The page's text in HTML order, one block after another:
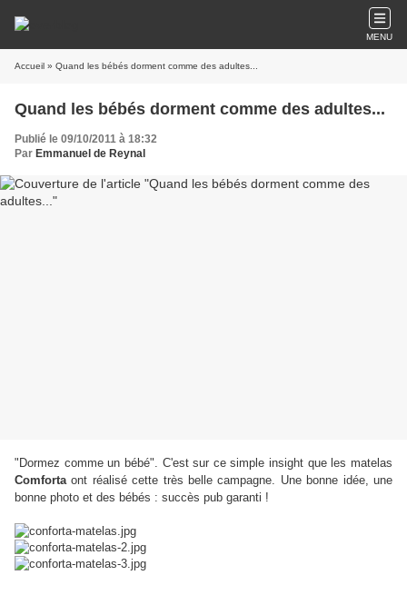
MENU
Accueil » Quand les bébés dorment comme des adultes...
Quand les bébés dorment comme des adultes...
Publié le 09/10/2011 à 18:32
Par Emmanuel de Reynal
"Dormez comme un bébé". C'est sur ce simple insight que les matelas
Comfortaont réalisé cette très belle campagne. Une bonne idée, une
bonne photo et des bébés : succès pub garanti !